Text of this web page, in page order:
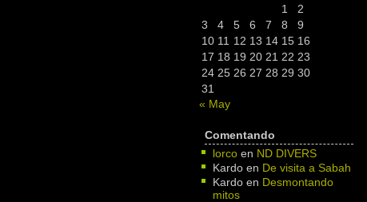
1
2
3
4 5 6 7 8
9
10 11 12 13 14 15 16
17 18 19 20 21 22 23
24 25 26 27 28 29 30
31
« May
Comentando
lorco en ND DIVERS
Kardo en De visita a Sabah
Kardo en Desmontando
mitos